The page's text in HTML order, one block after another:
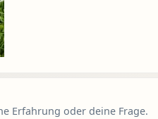
Erfahrung oder deine Frage.